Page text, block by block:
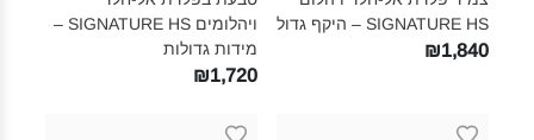
SIGNATURE HS – היקף גדול‎
₪1,840
ויהלומים SIGNATURE HS –
מידות גדולות‎
₪1,720